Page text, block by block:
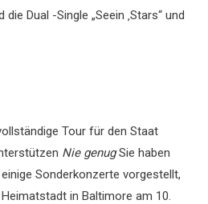
Dual -Single „Seein ‚Stars“ und
Tour für den Staat
Nie genugSie haben
Sonderkonzerte vorgestellt,
in Baltimore am 10.